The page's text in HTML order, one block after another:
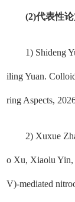
(2)代表性
1) Shideng
iling Yuan.
ring Aspects,
2) Xuxue
o Xu, Xiaolu
V)-mediated